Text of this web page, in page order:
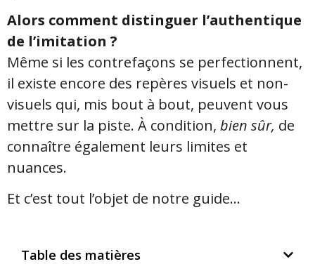
Alors comment distinguer l’authentique
de l’imitation ?
Même si les contrefaçons se perfectionnent,
il existe encore des repères visuels et non-
visuels qui, mis bout à bout, peuvent vous
mettre sur la piste. À condition, bien sûr, de
connaître également leurs limites et
nuances.
Et c’est tout l’objet de notre guide…
Table des matières